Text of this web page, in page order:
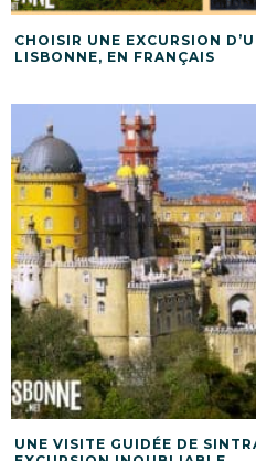
CHOISIR UNE EXCURSION
LISBONNE, EN FRANÇAIS
UNE VISITE GUIDÉE DE